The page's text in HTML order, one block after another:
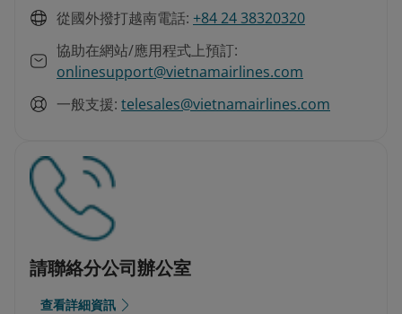
從國外撥打越南電話: +84 24 38320320
協助在網站/應用程式上預訂:
onlinesupport@vietnamairlines.com
一般支援: telesales@vietnamairlines.com
請聯絡分公司辦公室
查看詳細資訊